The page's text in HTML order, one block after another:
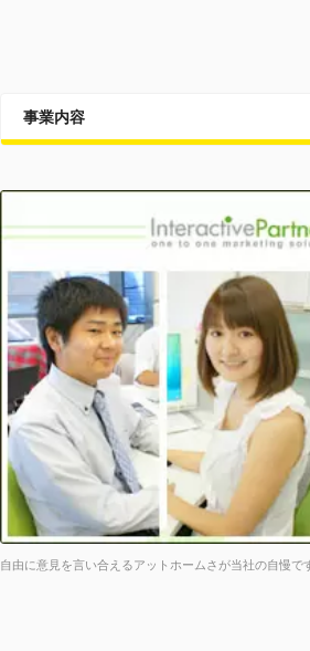
事業内容
自由に意見を言い合えるアットホームさが当社の自慢で